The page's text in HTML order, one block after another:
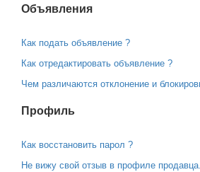
Объявления
Как подать объявление ?
Как отредактировать объявление ?
Чем различаются отклонение и
Профиль
Как восстановить парол ?
Не вижу свой отзыв в профиле продавца.